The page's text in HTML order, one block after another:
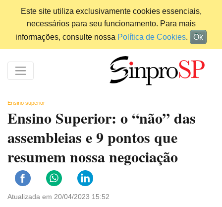
Este site utiliza exclusivamente cookies essenciais,
necessários para seu funcionamento. Para mais
informações, consulte nossa Política de Cookies. Ok
Ensino superior
Ensino Superior: o “não” das
assembleias e 9 pontos que
resumem nossa negociação
Atualizada em 20/04/2023 15:52